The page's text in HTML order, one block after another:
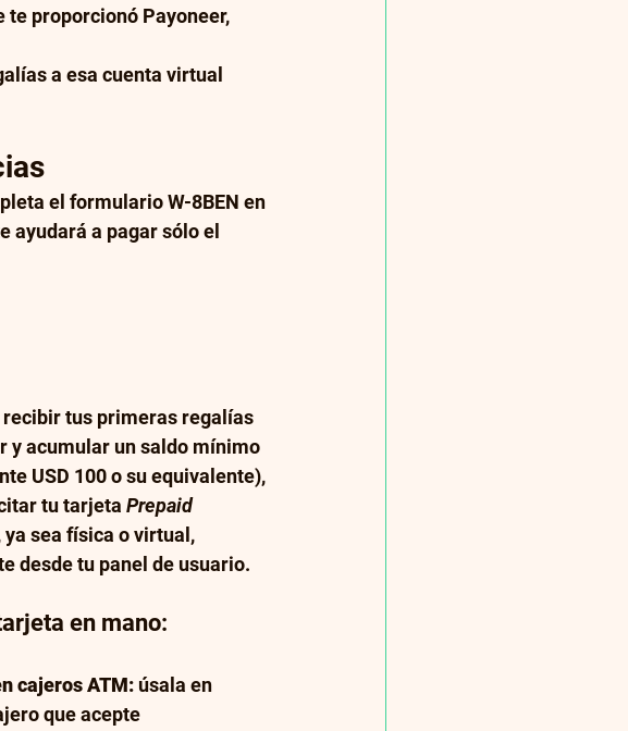
te proporcionó Payoneer,
a esa cuenta virtual
el formulario W-8BEN en
ayudará a pagar sólo el
recibir tus primeras regalías
y acumular un saldo mínimo
USD 100 o su equivalente),
tu tarjeta Prepaid
ya sea física o virtual,
desde tu panel de usuario.
en mano:
cajeros ATM: úsala en
que acepte